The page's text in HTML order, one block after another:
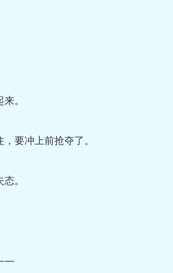
。
要冲上前抢夺了。
。
——